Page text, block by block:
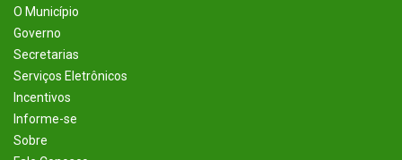
O Município
Governo
Secretarias
Serviços Eletrônicos
Incentivos
Informe-se
Sobre